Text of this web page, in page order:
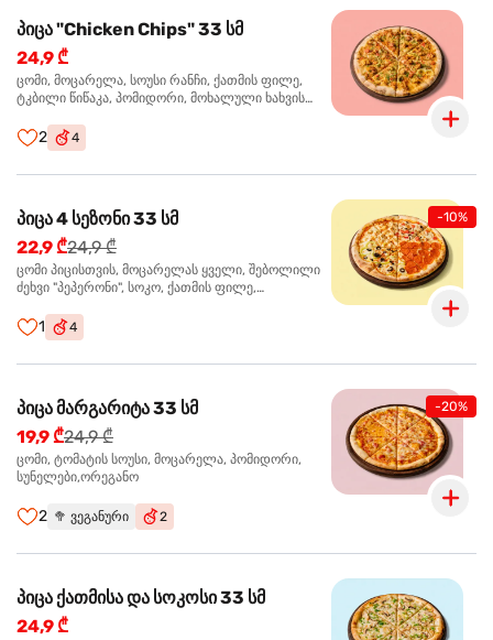
პიცა "Chicken Chips" 33 სმ
24,9 ₾
ცომი, მოცარელა, სოუსი რანჩი, ქათმის ფილე,
ტკბილი წიწაკა, პომიდორი, მოხალული ხახვის
2 4
-10%
პიცა 4 სეზონი 33 სმ
22,9 ₾24,9 ₾
ცომი პიცისთვის, მოცარელას ყველი, შებოლილი
ძეხვი "პეპერონი", სოკო, ქათმის ფილე,
1 4
-20%
პიცა მარგარიტა 33 სმ
19,9 ₾24,9 ₾
ცომი, ტომატის სოუსი, მოცარელა, პომიდორი,
სუნელები,ორეგანო
2 🥦 ვეგანური 2
პიცა ქათმისა და სოკოსი 33 სმ
24,9 ₾